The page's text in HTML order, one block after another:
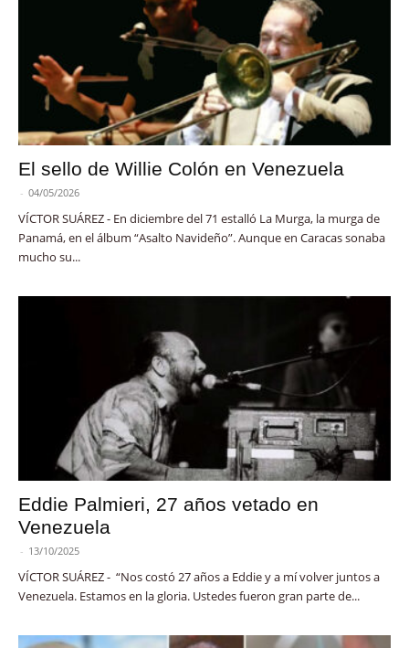
El sello de Willie Colón en Venezuela
- 04/05/2026
VÍCTOR SUÁREZ - En diciembre del 71 estalló La Murga, la murga de
Panamá, en el álbum “Asalto Navideño”. Aunque en Caracas sonaba
mucho su...
Eddie Palmieri, 27 años vetado en
Venezuela
- 13/10/2025
VÍCTOR SUÁREZ - “Nos costó 27 años a Eddie y a mí volver juntos a
Venezuela. Estamos en la gloria. Ustedes fueron gran parte de...